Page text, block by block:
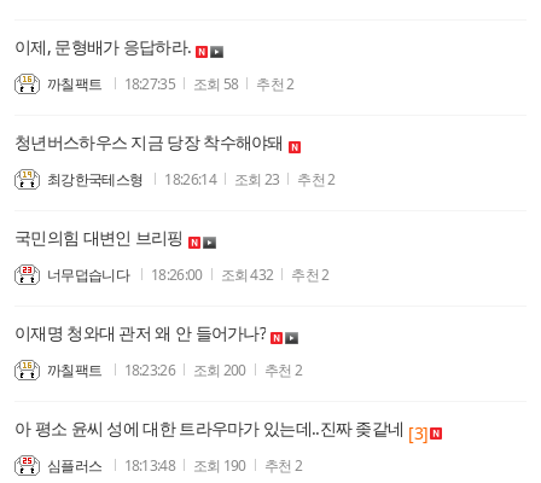
이제, 문형배가 응답하라.
까칠팩트 18:27:35 조회 58 추천2
청년버스하우스 지금 당장 착수해야돼
최강한국테스형 18:26:14 조회 23 추천2
국민의힘 대변인 브리핑
너무덥습니다 18:26:00 조회432 추천2
이재명 청와대 관저 왜 안 들어가나?
까칠팩트 18:23:26 조회 200 추천 2
아 평소 윤씨 성에 대한 트라우마가 있는데..진짜 좆같네 [3]
심플러스 18:13:48 조회 190 추천 2